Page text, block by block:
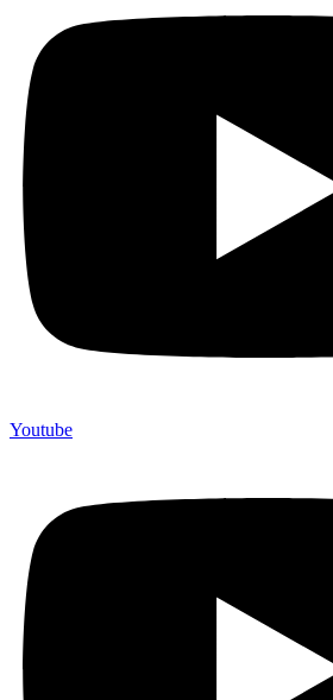
Youtube